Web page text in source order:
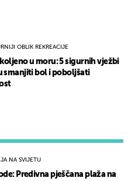
NA SVIJETU
Predivna pješčana plaža na
OBLIK REKREACIJE
u moru: 5 sigurnih vježbi
smanjiti bol i poboljšati